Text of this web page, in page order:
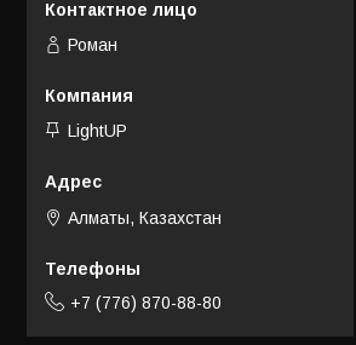
Роман
LightUP
Алматы, Казахстан
+7 (776) 870-88-80